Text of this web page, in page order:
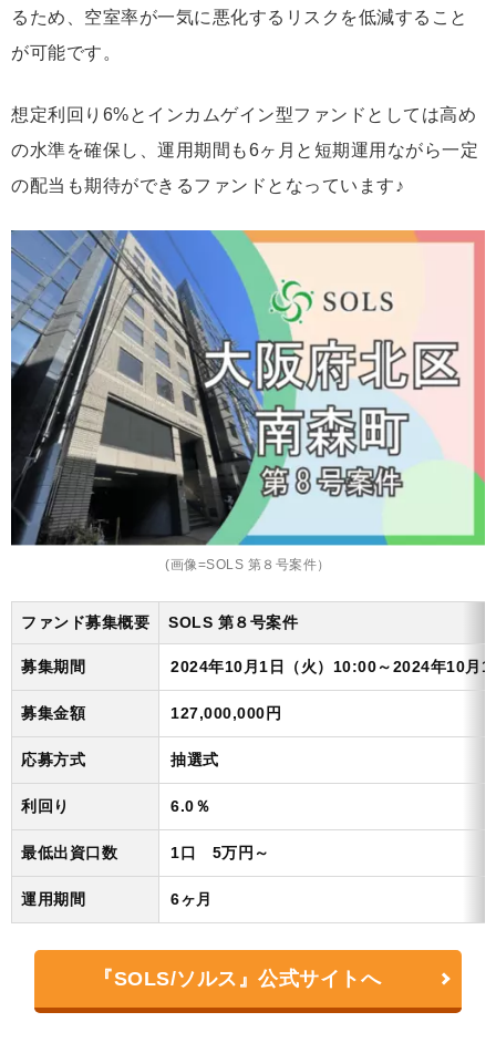
るため、空室率が一気に悪化するリスクを低減すること
が可能です。
想定利回り6%とインカムゲイン型ファンドとしては高め
の水準を確保し、運用期間も6ヶ月と短期運用ながら一定
の配当も期待ができるファンドとなっています♪
(画像=SOLS 第８号案件）
ファンド募集概要 SOLS 第８号案件
募集期間 2024年10月1日（火）10:00～2024年10月
募集金額 127,000,000円
応募方式 抽選式
利回り 6.0％
最低出資口数 1口 5万円～
運用期間 6ヶ月
『SOLS/ソルス』公式サイトへ